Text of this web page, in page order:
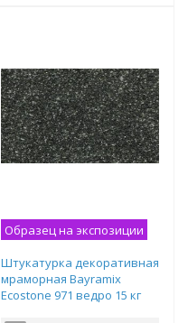
Образец на экспозиции
Штукатурка декоративная
мраморная Bayramix
Ecostone 971 ведро 15 кг